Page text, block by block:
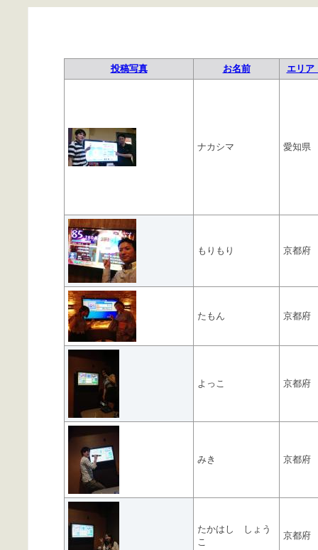
投稿写真 お名前 エリ
ナカシマ 愛知県
もりもり 京都府
たもん 京都府
よっこ 京都府
みき 京都府
たかはし しょう
こ
京都府